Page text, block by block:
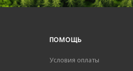
ПОМОЩЬ
Условия оплаты